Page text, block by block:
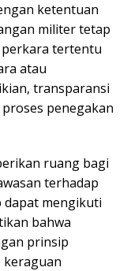
ketentuan
militer tetap
tertentu
atau
transparansi
penegakan
ruang bagi
terhadap
dapat mengikuti
bahwa
prinsip
keraguan